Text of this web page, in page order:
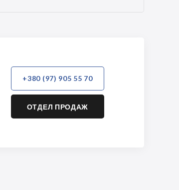
+380 (97) 905 55 70
ОТДЕЛ ПРОДАЖ